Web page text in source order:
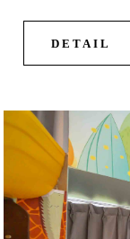
DETAIL